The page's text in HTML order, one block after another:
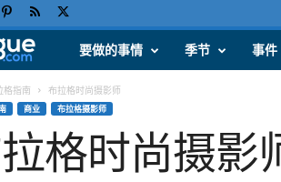
拉
格
假
要做的事情 季节 事件
格指南 布拉格时尚摄影师
商业 布拉格摄影师
格时尚摄影